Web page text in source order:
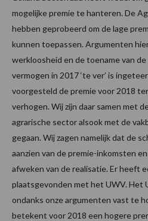
mogelijke premie te hanteren. De
hebben geprobeerd om de lage
kunnen toepassen. Argumenten
werkloosheid en de toename van
vermogen in 2017 ‘te ver’ is
voorgesteld de premie voor 2018
verhogen. Wij zijn daar samen met
agrarische sector alsook met de
gegaan. Wij zagen namelijk dat de
aanzien van de premie-inkomsten
afweken van de realisatie. Er heeft
plaatsgevonden met het UWV. Het
ondanks onze argumenten vast te
betekent voor 2018 een hogere